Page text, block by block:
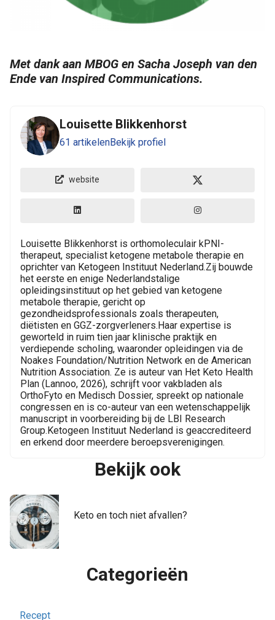
Met dank aan MBOG en Sacha Joseph van den
Ende van Inspired Communications.
Louisette Blikkenhorst
61 artikelenBekijk profiel
website
Louisette Blikkenhorst is orthomoleculair kPNI-
therapeut, specialist ketogene metabole therapie en
oprichter van Ketogeen Instituut Nederland.Zij bouwde
het eerste en enige Nederlandstalige
opleidingsinstituut op het gebied van ketogene
metabole therapie, gericht op
gezondheidsprofessionals zoals therapeuten,
diëtisten en GGZ-zorgverleners.Haar expertise is
geworteld in ruim tien jaar klinische praktijk en
verdiepende scholing, waaronder opleidingen via de
Noakes Foundation/Nutrition Network en de American
Nutrition Association. Ze is auteur van Het Keto Health
Plan (Lannoo, 2026), schrijft voor vakbladen als
OrthoFyto en Medisch Dossier, spreekt op nationale
congressen en is co-auteur van een wetenschappelijk
manuscript in voorbereiding bij de LBI Research
Group.Ketogeen Instituut Nederland is geaccrediteerd
en erkend door meerdere beroepsverenigingen.
Bekijk ook
Keto en toch niet afvallen?
Categorieën
Recept